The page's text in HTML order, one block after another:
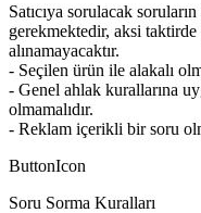
Satıcıya sorulacak
gerekmektedir, aksi taktirde
alınamayacaktır.
- Seçilen ürün ile alakalı
- Genel ahlak kurallarına
olmamalıdır.
- Reklam içerikli bir soru
ButtonIcon
Soru Sorma Kuralları